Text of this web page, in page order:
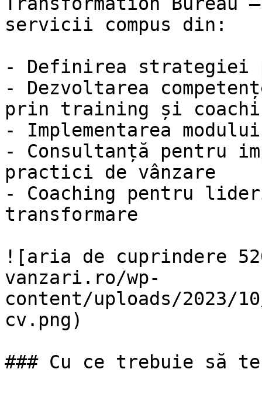
servicii compus din:
- Definirea strategiei
- Dezvoltarea
prin training și
- Implementarea
- Consultanță pentru
practici de vânzare
- Coaching pentru
transformare
![aria de cuprindere
vanzari.ro/wp-
content/uploads/2023/
cv.png)
### Cu ce trebuie să